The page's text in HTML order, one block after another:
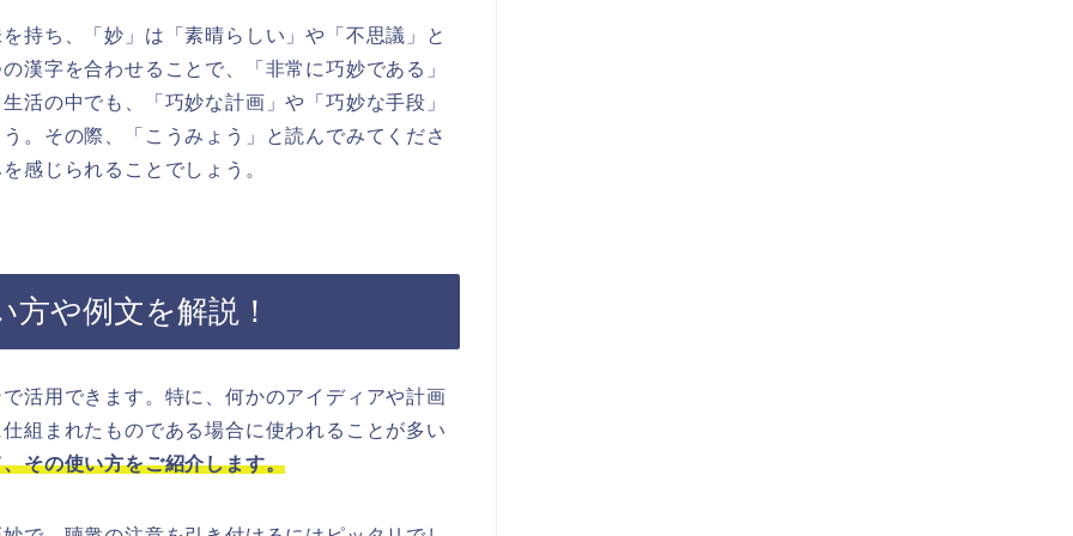
持ち、「妙」は「素晴らしい」や「不思議」と
漢字を合わせることで、「非常に巧妙である」
活の中でも、「巧妙な計画」や「巧妙な手段」
。その際、「こうみょう」と読んでみてくださ
感じられることでしょう。
や例文を解説！
活用できます。特に、何かのアイディアや計画
組まれたものである場合に使われることが多い
その使い方をご紹介します。